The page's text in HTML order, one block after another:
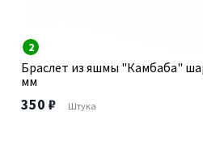
2
Браслет из яшмы "Камбаба"
мм
350 ₽ Штука